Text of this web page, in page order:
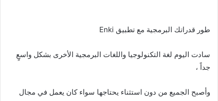
طور قدراتك البرمجية مع تطبيق Enki
سادت اليوم لغة التكنولوجيا واللغات البرمجية الأخرى بشكل واسعٍ
جداً ،
وأصبح الجميع من دون استثناء يحتاجها سواء كان يعمل في مجال